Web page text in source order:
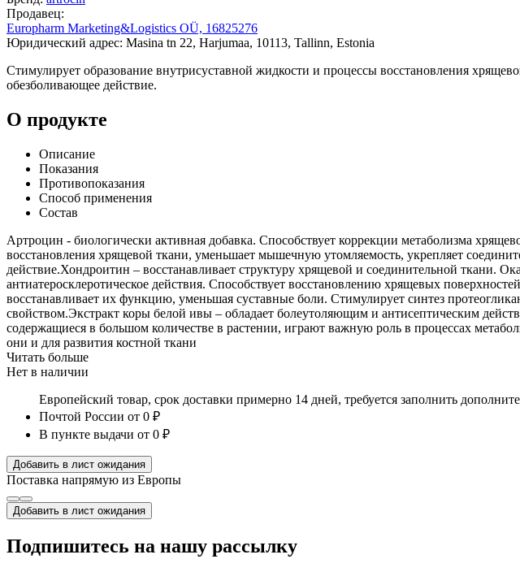
Продавец:
Europharm Marketing&Logistics OÜ, 16825276
Юридический адрес: Masina tn 22, Harjumaa, 10113, Tallinn, Estonia
Стимулирует образование внутрисуставной жидкости и процессы восстановления
обезболивающее действие.
О продукте
Описание
Показания
Противопоказания
Способ применения
Состав
Артроцин - биологически активная добавка. Способствует коррекции метаболизма
восстановления хрящевой ткани, уменьшает мышечную утомляемость, укрепляет
действие.Хондроитин – восстанавливает структуру хрящевой и соединительной ткани.
антиатеросклеротическое действия. Способствует восстановлению хрящевых
восстанавливает их функцию, уменьшая суставные боли. Стимулирует синтез
свойством.Экстракт коры белой ивы – обладает болеутоляющим и антисептическим
содержащиеся в большом количестве в растении, играют важную роль в процессах
они и для развития костной ткани
Читать больше
Нет в наличии
Европейский товар, срок доставки примерно 14 дней, требуется заполнить
Почтой России от 0 ₽
В пункте выдачи от 0 ₽
Добавить в лист ожидания
Поставка напрямую из Европы
Добавить в лист ожидания
Подпишитесь на нашу рассылку